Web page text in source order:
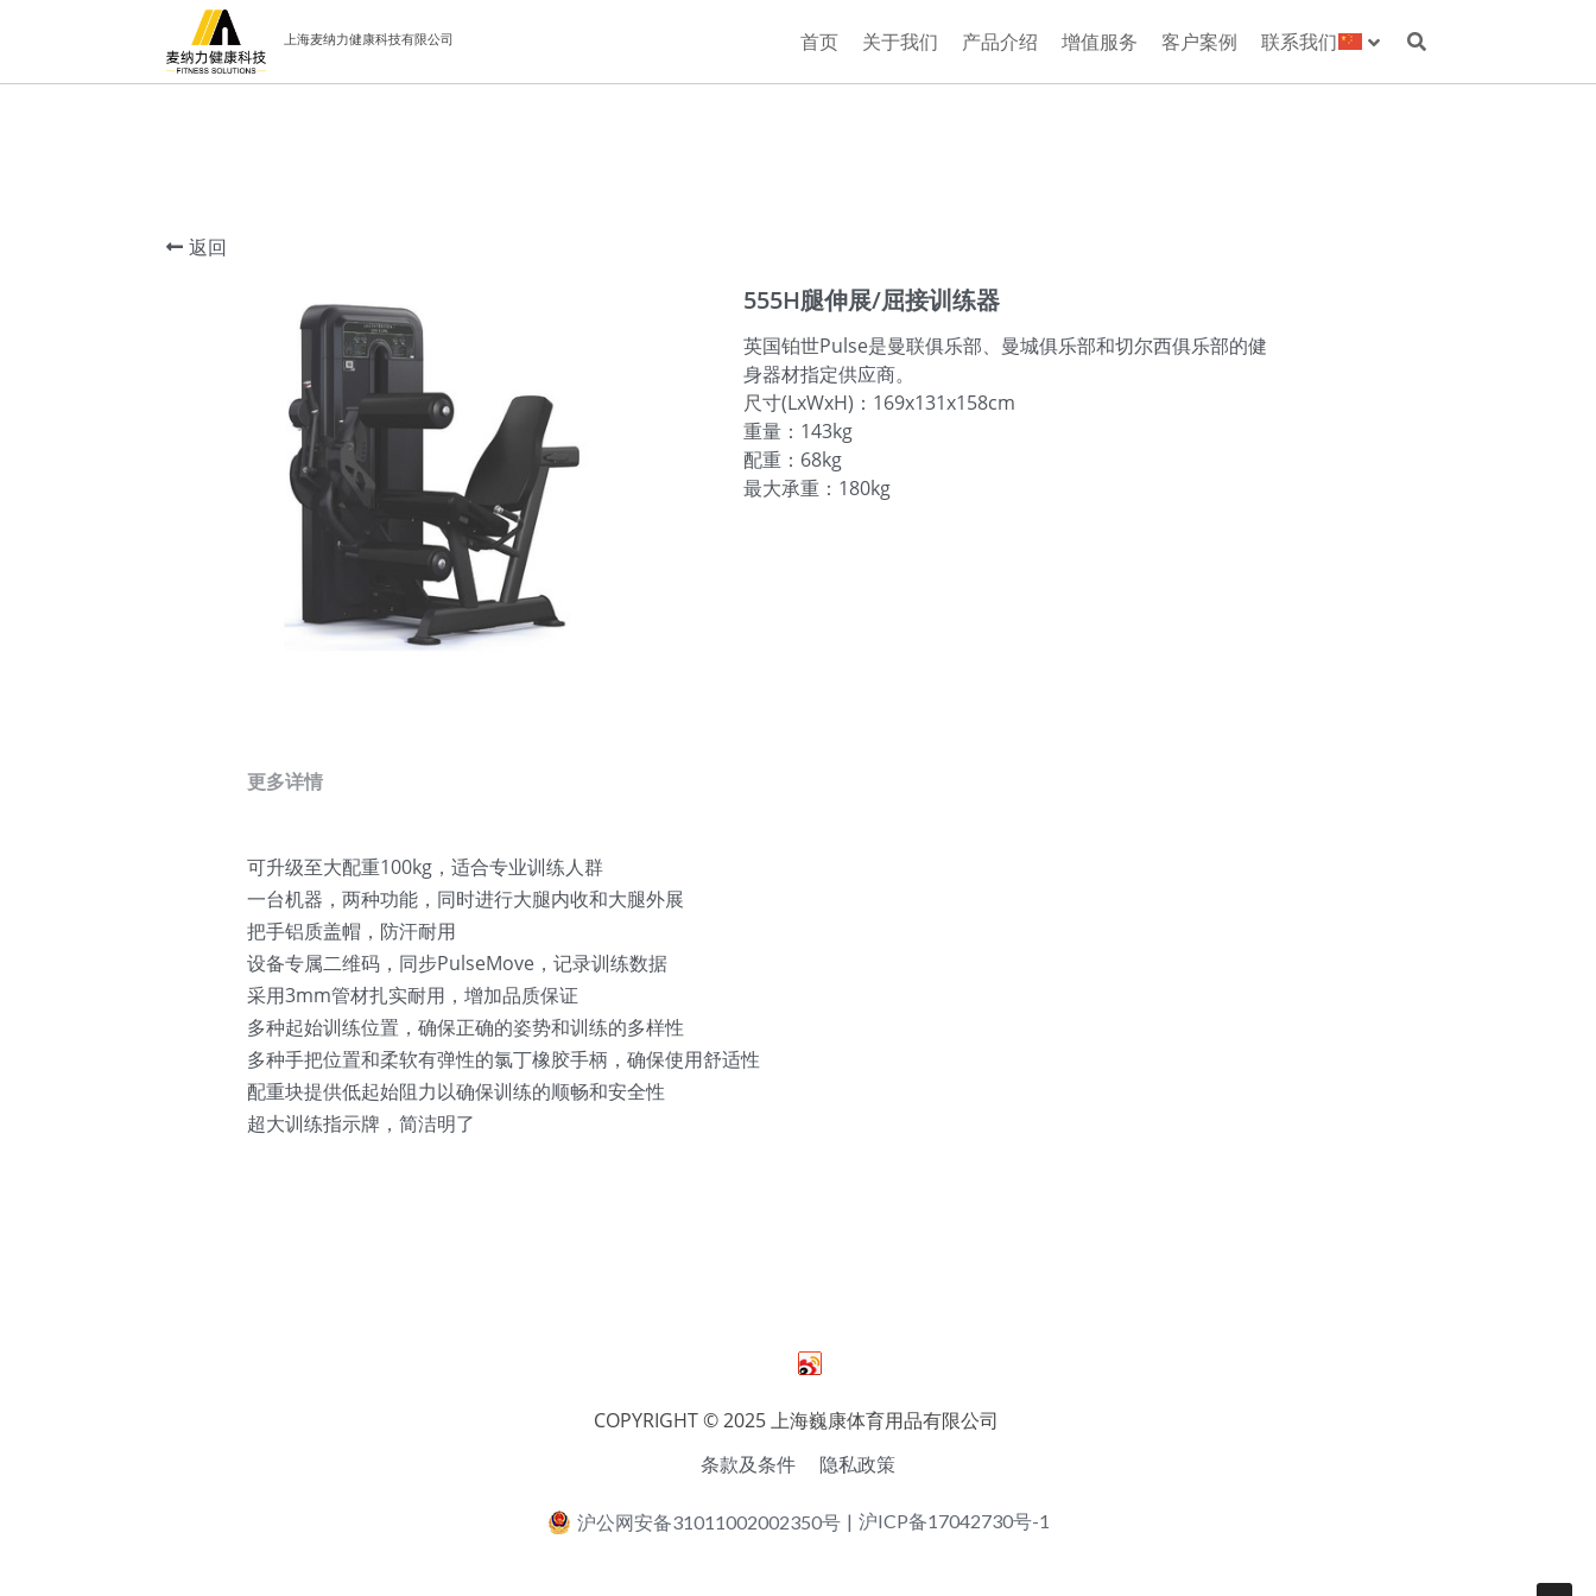
上海麦纳力健康科技有限公司 首页 关于我们 产品介绍 增值服务 客户案例 联系我们
返回
555H腿伸展/屈接训练器
英国铂世Pulse是曼联俱乐部、曼城俱乐部和切尔西俱乐部的健
身器材指定供应商。
尺寸(LxWxH)：169x131x158cm
重量：143kg
配重：68kg
最大承重：180kg
更多详情
可升级至大配重100kg，适合专业训练人群
一台机器，两种功能，同时进行大腿内收和大腿外展
把手铝质盖帽，防汗耐用
设备专属二维码，同步PulseMove，记录训练数据
采用3mm管材扎实耐用，增加品质保证
多种起始训练位置，确保正确的姿势和训练的多样性
多种手把位置和柔软有弹性的氯丁橡胶手柄，确保使用舒适性
配重块提供低起始阻力以确保训练的顺畅和安全性
超大训练指示牌，简洁明了
COPYRIGHT © 2025 上海巍康体育用品有限公司
条款及条件
隐私政策
沪公网安备31011002002350号 | 沪ICP备17042730号-1